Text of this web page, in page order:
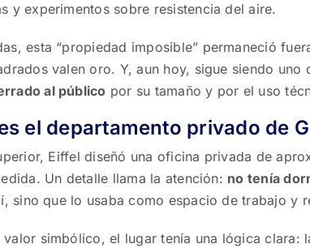
y experimentos sobre resistencia del aire.
esta “propiedad imposible” permaneció
valen oro. Y, aun hoy, sigue siendo
al público por su tamaño y por el uso
el departamento privado de
Eiffel diseñó una oficina privada de
Un detalle llama la atención: no tenía
sino que lo usaba como espacio de trabajo y
valor simbólico, el lugar tenía una lógica